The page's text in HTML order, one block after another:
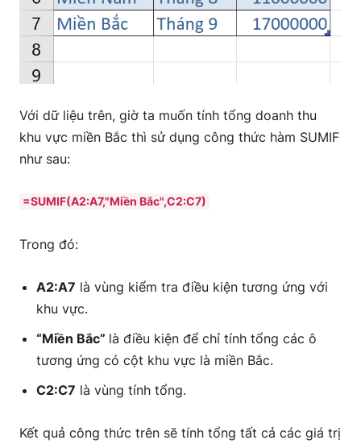
Với dữ liệu trên, giờ ta muốn tính tổng doanh thu
khu vực miền Bắc thì sử dụng công thức hàm SUMIF
như sau:
=SUMIF(A2:A7,"Miền Bắc",C2:C7)
Trong đó:
A2:A7 là vùng kiểm tra điều kiện tương ứng với
khu vực.
“Miền Bắc” là điều kiện để chỉ tính tổng các ô
tương ứng có cột khu vực là miền Bắc.
C2:C7 là vùng tính tổng.
Kết quả công thức trên sẽ tính tổng tất cả các giá trị